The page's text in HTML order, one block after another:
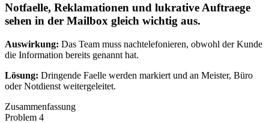
Notfaelle, Reklamationen und lukrative Auftraege
sehen in der Mailbox gleich wichtig aus.
Auswirkung: Das Team muss nachtelefonieren, obwohl der Kunde
die Information bereits genannt hat.
Lösung: Dringende Faelle werden markiert und an Meister, Büro
oder Notdienst weitergeleitet.
Zusammenfassung
Problem 4